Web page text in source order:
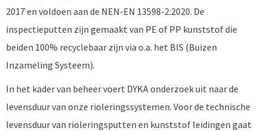
2017 en voldoen aan de NEN-EN 13598-2:2020. De
inspectieputten zijn gemaakt van PE of PP kunststof die
beiden 100% recyclebaar zijn via o.a. het BIS (Buizen
Inzameling Systeem).
In het kader van beheer voert DYKA onderzoek uit naar de
levensduur van onze rioleringssystemen. Voor de technische
levensduur van rioleringsputten en kunststof leidingen gaat